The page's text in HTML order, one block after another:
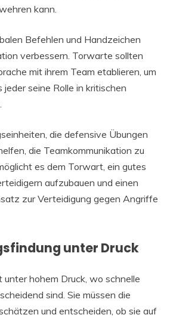
kann.
Befehlen und Handzeichen
verbessern. Torwarte sollten
mit ihrem Team etablieren, um
jeder seine Rolle in kritischen
die defensive Übungen
die Teamkommunikation zu
es dem Torwart, ein gutes
aufzubauen und einen
zur Verteidigung gegen Angriffe
unter Druck
hohem Druck, wo schnelle
sind. Sie müssen die
und entscheiden, ob sie auf